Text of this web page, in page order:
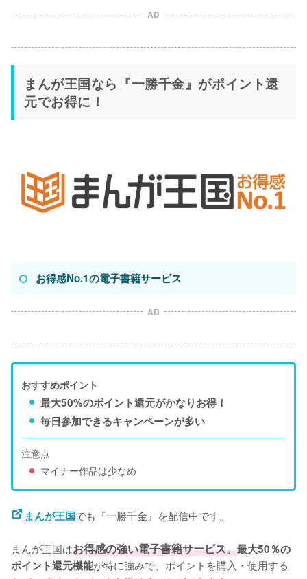
AD
まんが王国なら『一勝千金』がポイント還
元でお得に！
お得感No.1の電子書籍サービス
AD
おすすめポイント
最大50%のポイント還元がかなりお得！
毎日参加できるキャンペーンが多い
注意点
マイナー作品は少なめ
まんが王国でも『一勝千金』を配信中です。
まんが王国はお得感の強い電子書籍サービス。最大50％の
ポイント還元機能が特に強みで、ポイントを購入・使用する